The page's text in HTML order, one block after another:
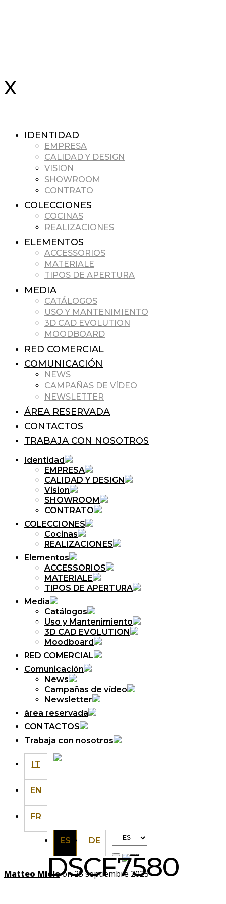
IDENTIDAD
EMPRESA
CALIDAD Y DESIGN
VISION
SHOWROOM
CONTRATO
COLECCIONES
COCINAS
REALIZACIONES
ELEMENTOS
ACCESSORIOS
MATERIALE
TIPOS DE APERTURA
MEDIA
CATÁLOGOS
USO Y MANTENIMIENTO
3D CAD EVOLUTION
MOODBOARD
RED COMERCIAL
COMUNICACIÓN
NEWS
CAMPAÑAS DE VÍDEO
NEWSLETTER
ÁREA RESERVADA
CONTACTOS
TRABAJA CON NOSOTROS
Identidad
EMPRESA
CALIDAD Y DESIGN
Vision
SHOWROOM
CONTRATO
COLECCIONES
Cocinas
REALIZACIONES
Elementos
ACCESSORIOS
MATERIALE
TIPOS DE APERTURA
Media
Catálogos
Uso y Mantenimiento
3D CAD EVOLUTION
Moodboard
RED COMERCIAL
Comunicación
News
Campañas de vídeo
Newsletter
área reservada
CONTACTOS
Trabaja con nosotros
IT
EN
FR
ES DE
Elegir
un
idioma
DSCF7580
Matteo Mieleon 25 septiembre 2025